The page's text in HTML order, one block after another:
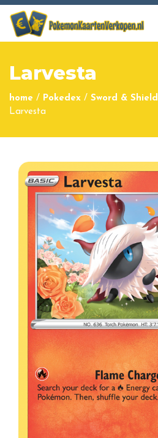
Larvesta
home / Pokedex / Sword & Shield
Larvesta